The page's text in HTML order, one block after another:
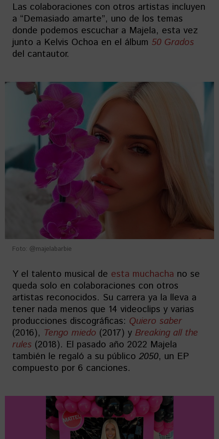
Las colaboraciones con otros artistas incluyen
a “Demasiado amarte”, uno de los temas
donde podemos escuchar a Majela, esta vez
junto a Kelvis Ochoa en el álbum 50 Grados
del cantautor.
Foto: @majelabarbie
Y el talento musical de esta muchacha no se
queda solo en colaboraciones con otros
artistas reconocidos. Su carrera ya la lleva a
tener nada menos que 14 videoclips y varias
producciones discográficas: Quiero saber
(2016), Tengo miedo (2017) y Breaking all the
rules (2018). El pasado año 2022 Majela
también le regaló a su público 2050, un EP
compuesto por 6 canciones.